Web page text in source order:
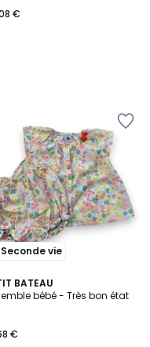
€
Seconde vie
BATEAU
bébé - Très bon état
€